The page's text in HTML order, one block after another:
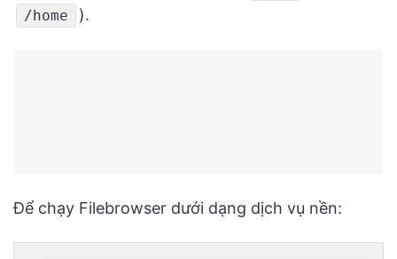
/home ).
Để chạy Filebrowser dưới dạng dịch vụ nền: